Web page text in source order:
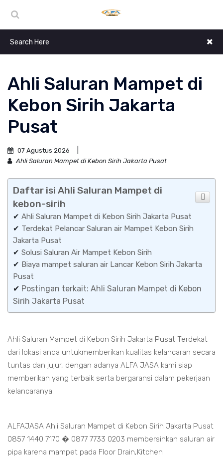
Ahli Saluran Mampet di
Kebon Sirih Jakarta
Pusat
07 Agustus 2026
Ahli Saluran Mampet di Kebon Sirih Jakarta Pusat
Daftar isi Ahli Saluran Mampet di
kebon-sirih
✔ Ahli Saluran Mampet di Kebon Sirih Jakarta Pusat
✔ Terdekat Pelancar Saluran air Mampet Kebon Sirih
Jakarta Pusat
✔ Solusi Saluran Air Mampet Kebon Sirih
✔ Biaya mampet saluran air Lancar Kebon Sirih Jakarta
Pusat
✔ Postingan terkait: Ahli Saluran Mampet di Kebon
Sirih Jakarta Pusat
Ahli Saluran Mampet di Kebon Sirih Jakarta Pusat Terdekat
dari lokasi anda untukmemberikan kualitas kelancaran secara
tuntas dan jujur, dengan adanya ALFA JASA kami siap
memberikan yang terbaik serta bergaransi dalam pekerjaan
kelancaranya.
ALFAJASA Ahli Saluran Mampet di Kebon Sirih Jakarta Pusat
0857 1440 7170 � 0877 7733 0203 membersihkan saluran air
pipa karena mampet pada Floor Drain,Kitchen